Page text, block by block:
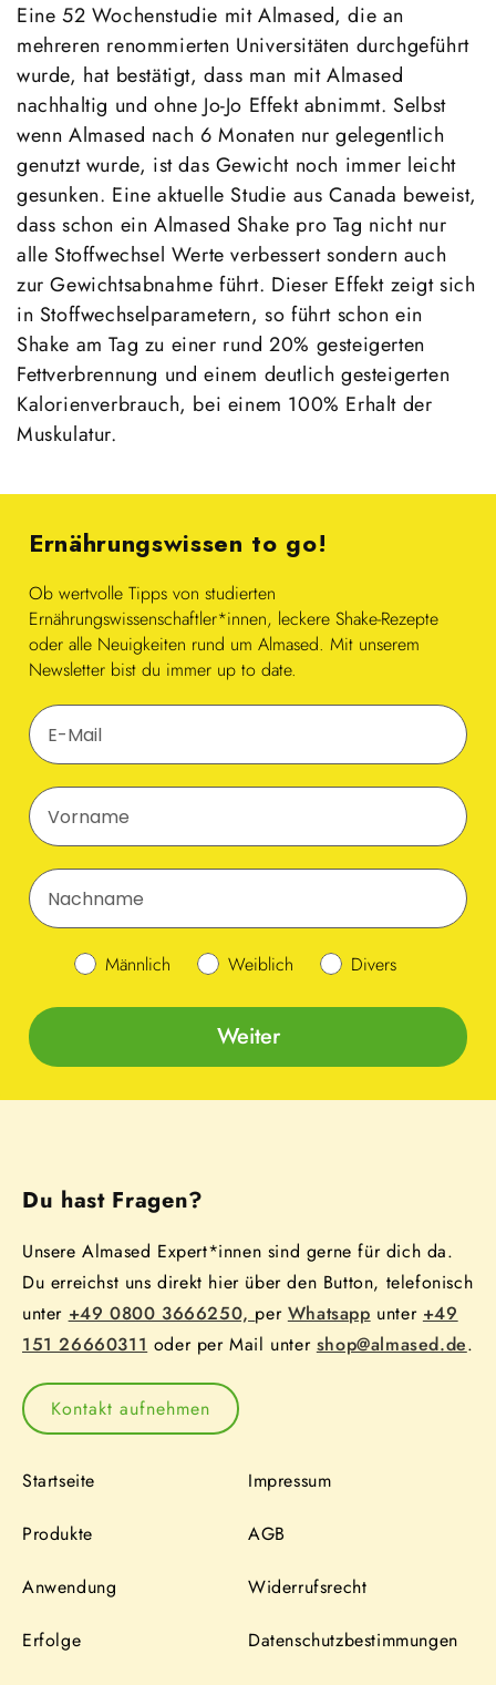
Eine 52 Wochenstudie mit Almased, die an
mehreren renommierten Universitäten durchgeführt
wurde, hat bestätigt, dass man mit Almased
nachhaltig und ohne Jo-Jo Effekt abnimmt. Selbst
wenn Almased nach 6 Monaten nur gelegentlich
genutzt wurde, ist das Gewicht noch immer leicht
gesunken. Eine aktuelle Studie aus Canada beweist,
dass schon ein Almased Shake pro Tag nicht nur
alle Stoffwechsel Werte verbessert sondern auch
zur Gewichtsabnahme führt. Dieser Effekt zeigt sich
in Stoffwechselparametern, so führt schon ein
Shake am Tag zu einer rund 20% gesteigerten
Fettverbrennung und einem deutlich gesteigerten
Kalorienverbrauch, bei einem 100% Erhalt der
Muskulatur.
Du hast Fragen?
Unsere Almased Expert*innen sind gerne für dich da.
Du erreichst uns direkt hier über den Button, telefonisch
unter +49 0800 3666250, per Whatsapp unter +49
151 26660311 oder per Mail unter shop@almased.de.
Kontakt aufnehmen
Startseite
Produkte
Anwendung
Erfolge
Impressum
AGB
Widerrufsrecht
Datenschutzbestimmungen
Ernährungswissen to go!
Ob wertvolle Tipps von studierten
Ernährungswissenschaftler*innen, leckere Shake-Rezepte
oder alle Neuigkeiten rund um Almased. Mit unserem
Newsletter bist du immer up to date.
E-Mail
Vorname
Nachname
Geschlecht
Männlich Weiblich Divers
Weiter